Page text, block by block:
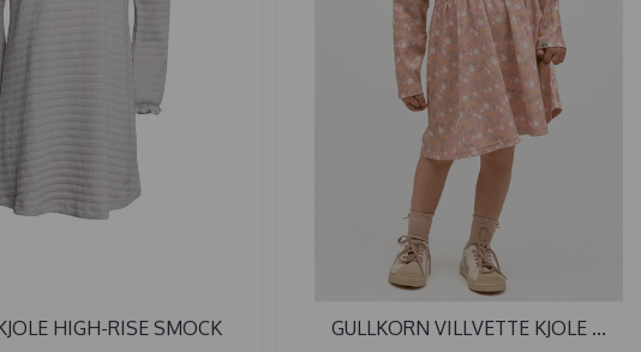
HIGH-RISE SMOCK
GULLKORN VILLVETTE KJOLE ...